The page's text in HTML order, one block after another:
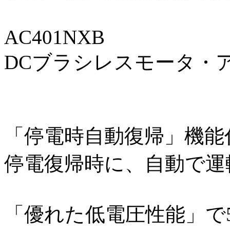
AC401NXB
DCブラシレスモータ・
「停電時自動復帰」機
停電復帰時に、自動で
「優れた低電圧性能」